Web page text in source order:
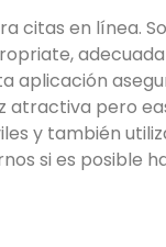
citas en línea.
pero
y también
si es posible